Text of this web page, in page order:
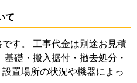
て
す。 工事代金は別途お見積
礎・搬入据付・撤去処分・
置場所の状況や機器によっ